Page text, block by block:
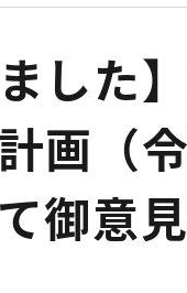
した
画（
御意